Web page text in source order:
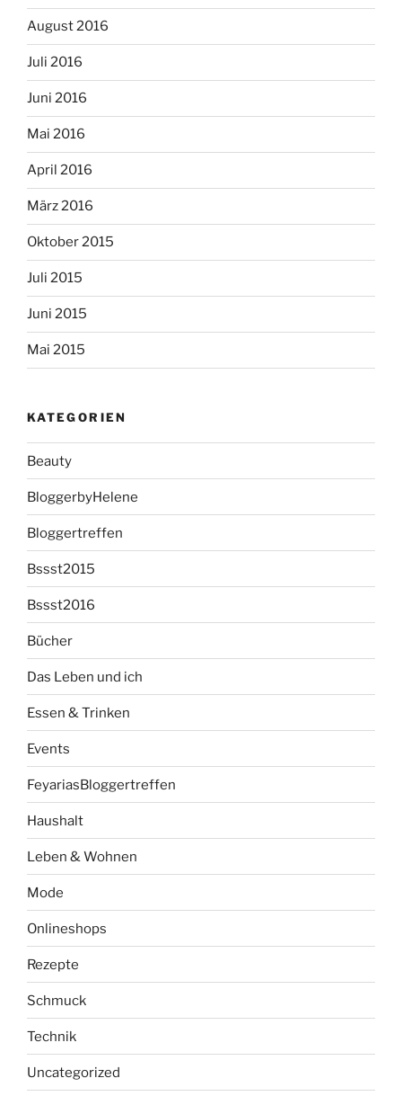
August 2016
Juli 2016
Juni 2016
Mai 2016
April 2016
März 2016
Oktober 2015
Juli 2015
Juni 2015
Mai 2015
KATEGORIEN
Beauty
BloggerbyHelene
Bloggertreffen
Bssst2015
Bssst2016
Bücher
Das Leben und ich
Essen & Trinken
Events
FeyariasBloggertreffen
Haushalt
Leben & Wohnen
Mode
Onlineshops
Rezepte
Schmuck
Technik
Uncategorized